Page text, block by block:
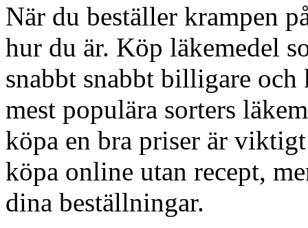
När du beställer krampen
hur du är. Köp läkemedel
snabbt snabbt billigare och
mest populära sorters
köpa en bra priser är
köpa online utan recept,
dina beställningar.